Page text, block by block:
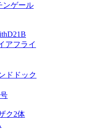
ンゲール
アフライ
ドドック
ク2体